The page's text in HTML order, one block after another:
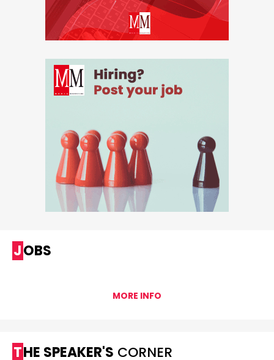
JOBS
MORE INFO
THE SPEAKER'S CORNER